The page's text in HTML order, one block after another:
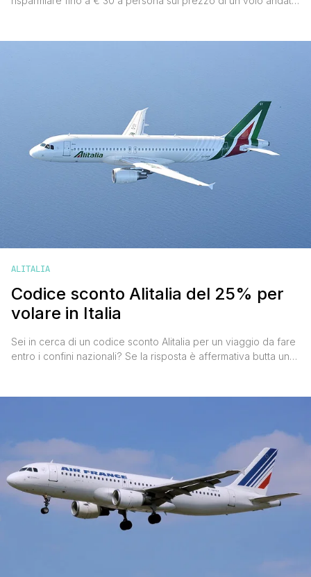
a/r di coppia, [']
ALITALIA
Codice sconto Alitalia del 25% per
volare in Italia
Sei in cerca di un codice sconto Alitalia per un viaggio da fare
entro i confini nazionali? Se la risposta è affermativa butta un
prezzo del biglietto aereo nazionale (tasse e oneri compresi)